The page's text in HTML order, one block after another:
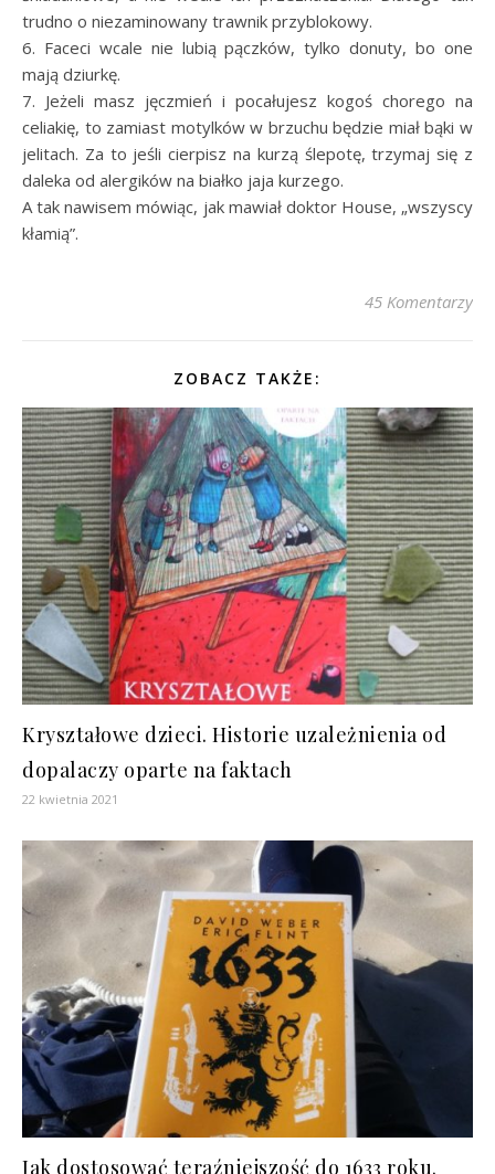
trudno o niezaminowany trawnik przyblokowy.
6. Faceci wcale nie lubią pączków, tylko donuty, bo one
mają dziurkę.
7. Jeżeli masz jęczmień i pocałujesz kogoś chorego na
celiakię, to zamiast motylków w brzuchu będzie miał bąki w
jelitach. Za to jeśli cierpisz na kurzą ślepotę, trzymaj się z
daleka od alergików na białko jaja kurzego.
A tak nawisem mówiąc, jak mawiał doktor House, „wszyscy
kłamią”.
45 Komentarzy
ZOBACZ TAKŻE:
Kryształowe dzieci. Historie uzależnienia od
dopalaczy oparte na faktach
22 kwietnia 2021
Jak dostosować teraźniejszość do 1633 roku.